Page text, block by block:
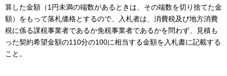
算した金額（1円未満の端数があるときは、その端数を切り捨てた金
額）をもって落札価格とするので、入札者は、消費税及び地方消費
税に係る課税事業者であるか免税事業者であるかを問わず、見積も
った契約希望金額の110分の100に相当する金額を入札書に記載する
こと。